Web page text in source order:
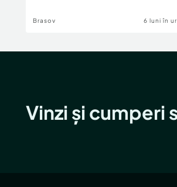
Brasov 6 luni în
Vinzi și cumperi